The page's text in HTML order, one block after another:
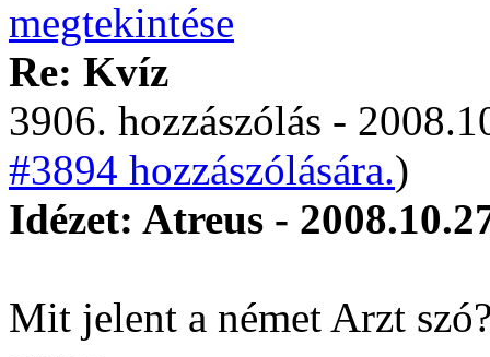
Re: Kvíz
3906. hozzászólás -
#3894 hozzászólására.)
Idézet: Atreus -
Mit jelent a német Arzt